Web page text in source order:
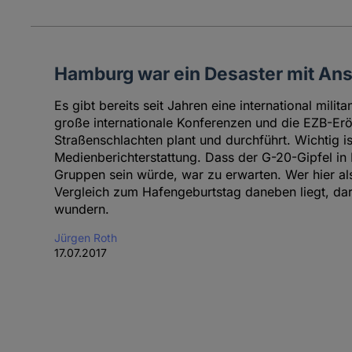
Hamburg war ein Desaster mit
Es gibt bereits seit Jahren eine international
große internationale Konferenzen und die EZB-
Straßenschlachten plant und durchführt. Wichtig
Medienberichterstattung. Dass der G-20-Gipfel
Gruppen sein würde, war zu erwarten. Wer hier
Vergleich zum Hafengeburtstag daneben liegt,
wundern.
Jürgen Roth
17.07.2017